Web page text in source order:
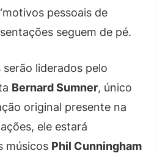
pessoais de
seguem de pé.
liderados pelo
Bernard Sumner, único
original presente na
ele estará
músicos Phil Cunningham